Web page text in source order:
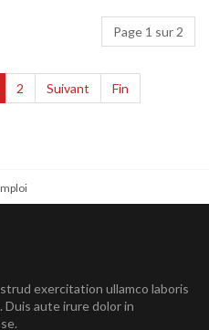
Page 1 sur 2
2 Suivant Fin
exercitation ullamco laboris
aute irure dolor in